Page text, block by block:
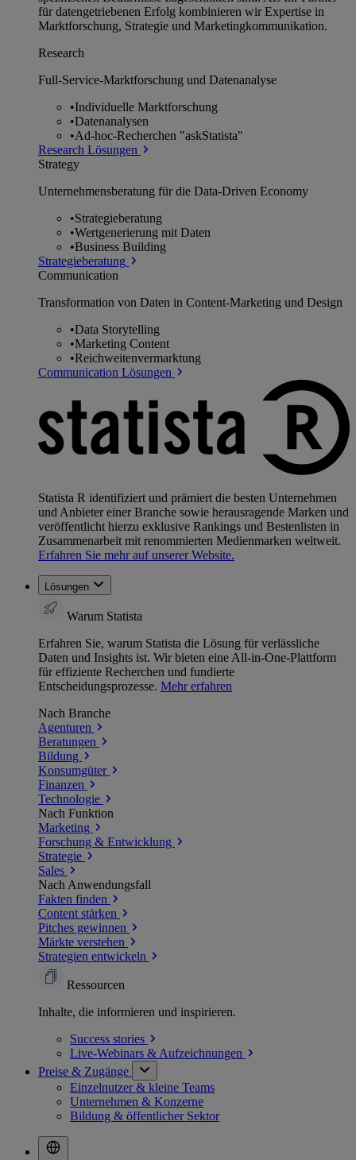
für datengetriebenen Erfolg kombinieren wir Expertise in
Marktforschung, Strategie und Marketingkommunikation.
Research
Full-Service-Marktforschung und Datenanalyse
•Individuelle Marktforschung
•Datenanalysen
•Ad-hoc-Recherchen "askStatista"
Research Lösungen
Strategy
Unternehmens­beratung für die Data-Driven Economy
•Strategieberatung
•Wertgenerierung mit Daten
•Business Building
Strategieberatung
Communication
Transformation von Daten in Content-Marketing und Design
•Data Storytelling
•Marketing Content
•Reichweitenvermarktung
Communication Lösungen
Statista R identifiziert und prämiert die besten Unternehmen
und Anbieter einer Branche sowie herausragende Marken und
veröffentlicht hierzu exklusive Rankings und Bestenlisten in
Zusammenarbeit mit renommierten Medienmarken weltweit.
Erfahren Sie mehr auf unserer Website.
Lösungen
Warum Statista
Erfahren Sie, warum Statista die Lösung für verlässliche
Daten und Insights ist. Wir bieten eine All-in-One-Plattform
für effiziente Recherchen und fundierte
Entscheidungsprozesse. Mehr erfahren
Nach Branche
Agenturen
Beratungen
Bildung
Konsumgüter
Finanzen
Technologie
Nach Funktion
Marketing
Forschung & Entwicklung
Strategie
Sales
Nach Anwendungsfall
Fakten finden
Content stärken
Pitches gewinnen
Märkte verstehen
Strategien entwickeln
Ressourcen
Inhalte, die informieren und inspirieren.
Success stories
Live-Webinars & Aufzeichnungen
Preise & Zugänge
Einzelnutzer & kleine Teams
Unternehmen & Konzerne
Bildung & öffentlicher Sektor